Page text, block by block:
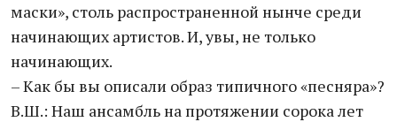
маски», столь распространенной нынче среди
начинающих артистов. И, увы, не только
начинающих.
– Как бы вы описали образ типичного «песняра»?
В.Ш.: Наш ансамбль на протяжении сорока лет